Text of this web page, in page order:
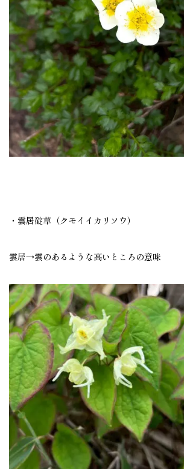
・雲居碇草（クモイイカリソウ）
雲居→雲のあるような高いところの意味